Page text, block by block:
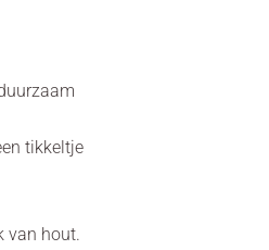
tikkeltje
van hout.